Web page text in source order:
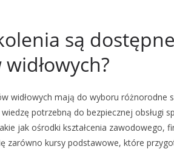
są
widłowych mają do wyboru różnorodne
potrzebną do bezpiecznej obsługi
jak ośrodki kształcenia zawodowego,
zarówno kursy podstawowe, które